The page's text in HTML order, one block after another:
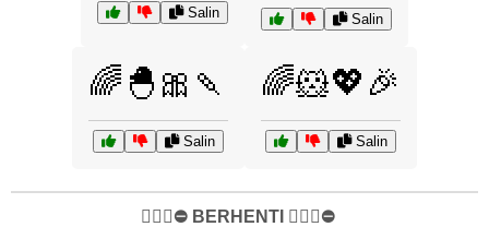
Salin Salin
🌈🐣🎀🍡
Salin
🌈🐹💖🎉
Salin
✋🏻🛑⛔️ BERHENTI ✋🏻🛑⛔️